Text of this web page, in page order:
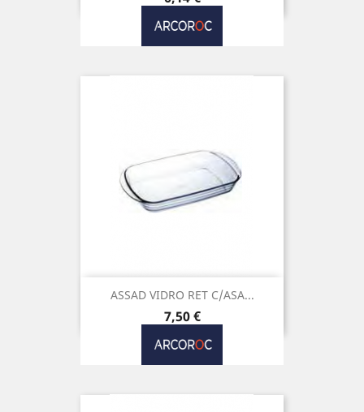
ASSAD VIDRO RET C/ASA...
Preço
7,50 €